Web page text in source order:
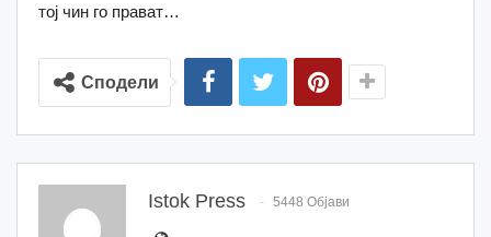
тој чин го прават…
Сподели
Istok Press 5448 Објави